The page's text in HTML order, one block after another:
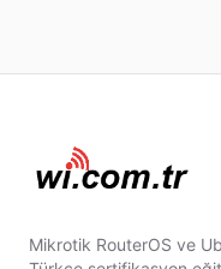
Mikrotik RouterOS ve